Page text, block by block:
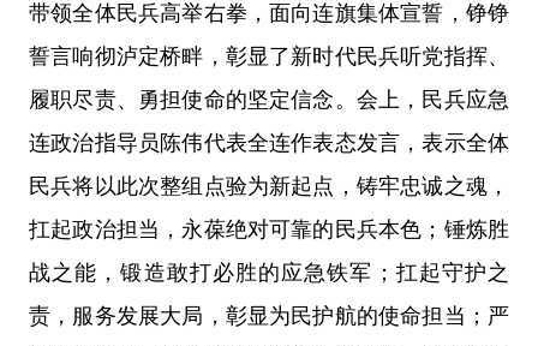
带领全体民兵高举右拳，面向连旗集体宣誓，铮铮
誓言响彻泸定桥畔，彰显了新时代民兵听党指挥、
履职尽责、勇担使命的坚定信念。会上，民兵应急
连政治指导员陈伟代表全连作表态发言，表示全体
民兵将以此次整组点验为新起点，铸牢忠诚之魂，
扛起政治担当，永葆绝对可靠的民兵本色；锤炼胜
战之能，锻造敢打必胜的应急铁军；扛起守护之
责，服务发展大局，彰显为民护航的使命担当；严